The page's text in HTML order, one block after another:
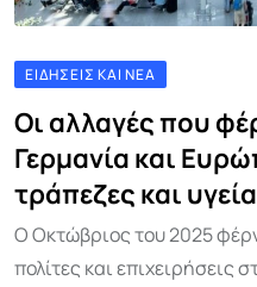
ΕΙΔΉΣΕΙΣ ΚΑΙ ΝΈΑ
Οι αλλαγές που
Γερμανία και
τράπεζες και υγεία
Ο Οκτώβριος του 2025
πολίτες και επιχειρήσεις